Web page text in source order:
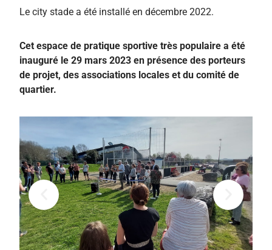
Le city stade a été installé en décembre 2022.
Cet espace de pratique sportive très populaire a été
inauguré le 29 mars 2023 en présence des porteurs
de projet, des associations locales et du comité de
quartier.